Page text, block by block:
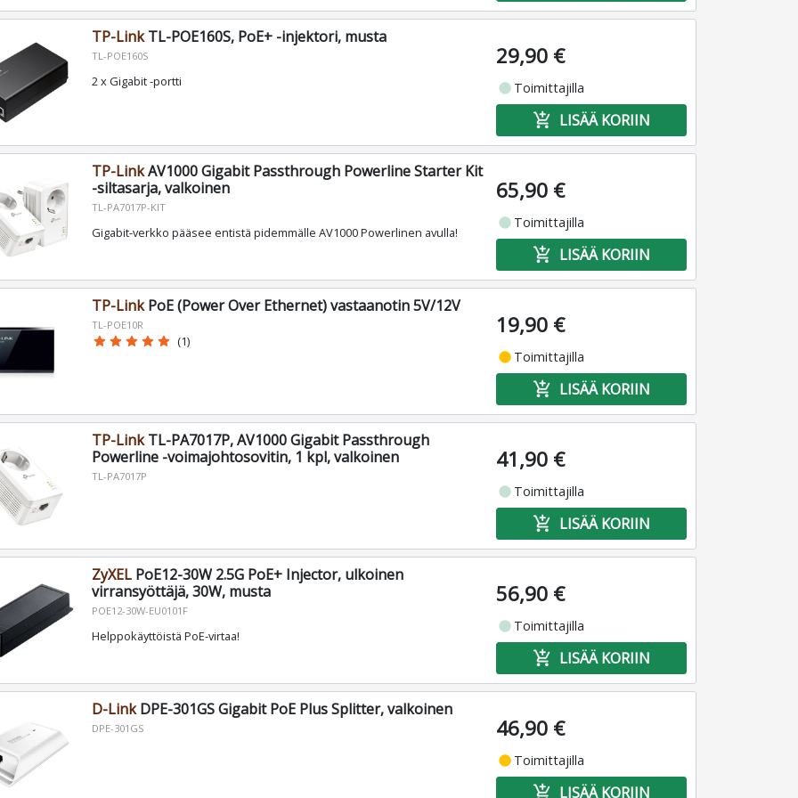
TP-LinkTL-POE160S, PoE+ -injektori, musta
TL-POE160S
2 x Gigabit -portti
29,90 €
fiber_manual_record Toimittajilla
add_shopping_cart LISÄÄ KORIIN
TP-LinkAV1000 Gigabit Passthrough Powerline Starter Kit
-siltasarja, valkoinen
TL-PA7017P-KIT
Gigabit-verkko pääsee entistä pidemmälle AV1000 Powerlinen avulla!
65,90 €
fiber_manual_record Toimittajilla
add_shopping_cart LISÄÄ KORIIN
TP-LinkPoE (Power Over Ethernet) vastaanotin 5V/12V
TL-POE10R
star star star star star (1)
19,90 €
fiber_manual_record Toimittajilla
add_shopping_cart LISÄÄ KORIIN
TP-LinkTL-PA7017P, AV1000 Gigabit Passthrough
Powerline -voimajohtosovitin, 1 kpl, valkoinen
TL-PA7017P
41,90 €
fiber_manual_record Toimittajilla
add_shopping_cart LISÄÄ KORIIN
ZyXELPoE12-30W 2.5G PoE+ Injector, ulkoinen
virransyöttäjä, 30W, musta
POE12-30W-EU0101F
Helppokäyttöistä PoE-virtaa!
56,90 €
fiber_manual_record Toimittajilla
add_shopping_cart LISÄÄ KORIIN
D-LinkDPE-301GS Gigabit PoE Plus Splitter, valkoinen
DPE-301GS 46,90 €
fiber_manual_record Toimittajilla
add_shopping_cart LISÄÄ KORIIN